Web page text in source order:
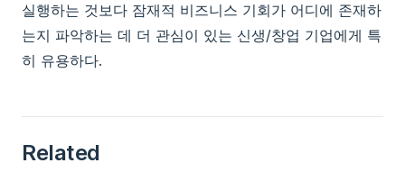
실행하는 것보다 잠재적 비즈니스 기회가 어디에 존재하
는지 파악하는 데 더 관심이 있는 신생/창업 기업에게 특
히 유용하다.
Related